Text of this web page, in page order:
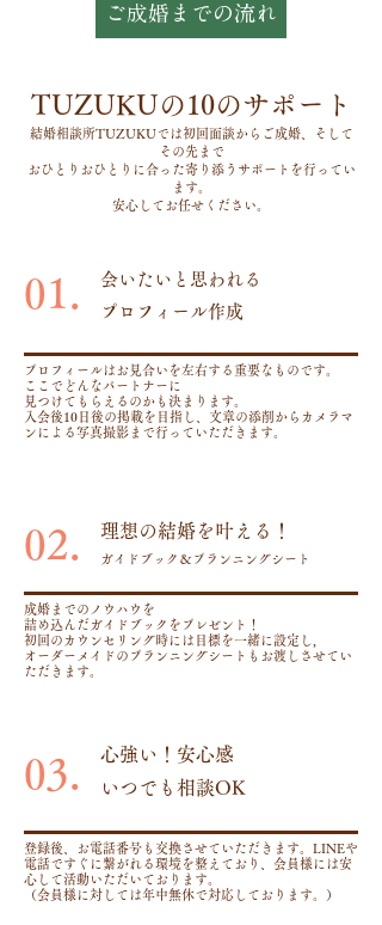
ご成婚までの流れ
TUZUKUの10のサポート
結婚相談所TUZUKUでは初回面談からご成婚、そして
その先まで
おひとりおひとりに合った寄り添うサポートを行ってい
ます。
安心してお任せください。
01.
会いたいと思われる
​プロフィール作成
プロフィールはお見合いを左右する重要なものです。
ここでどんなパートナーに
​見つけてもらえるのかも決まります。
入会後10日後の掲載を目指し、 文章の添削からカメラマ
ンによる写真撮影まで行っていただきます。
02. 理想の結婚を叶える！
ガイドブック＆プランニングシート​
成婚までのノウハウを
​詰め込んだガイドブックをプレゼント！
​初回のカウンセリング時には目標を一緒に設定し,
オーダーメイドのプランニングシートも お渡しさせてい
ただきます。
03.
心強い！安心感
いつでも相談OK
登録後、お電話番号も交換させていただきます。LINEや
電話ですぐに繋がれる環境を整えており、会員様には安
心して活動いただいております。
（会員様に対しては年中無休で対応しております。）